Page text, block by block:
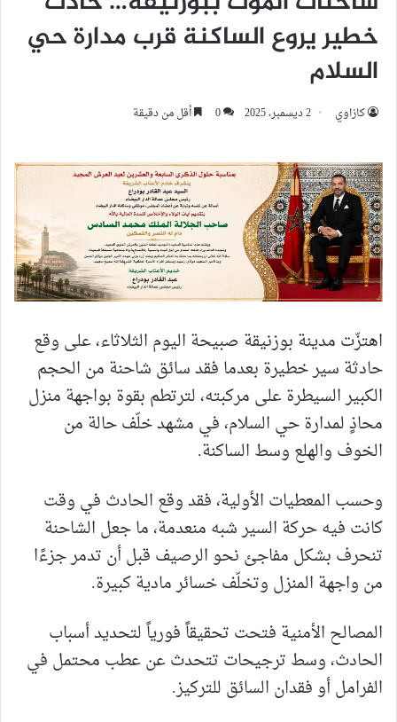
خطير يروع الساكنة قرب مدارة حي
السلام
كازاوي 2 ديسمبر، 2025 0 أقل من دقيقة
اهتزّت مدينة بوزنيقة صبيحة اليوم الثلاثاء، على وقع
حادثة سير خطيرة بعدما فقد سائق شاحنة من الحجم
الكبير السيطرة على مركبته، لترتطم بقوة بواجهة منزل
محاذٍ لمدارة حي السلام، في مشهد خلّف حالة من
الخوف والهلع وسط الساكنة.
وحسب المعطيات الأولية، فقد وقع الحادث في وقت
كانت فيه حركة السير شبه منعدمة، ما جعل الشاحنة
تنحرف بشكل مفاجئ نحو الرصيف قبل أن تدمر جزءًا
من واجهة المنزل وتخلّف خسائر مادية كبيرة.
المصالح الأمنية فتحت تحقيقاً فورياً لتحديد أسباب
الحادث، وسط ترجيحات تتحدث عن عطب محتمل في
الفرامل أو فقدان السائق للتركيز.